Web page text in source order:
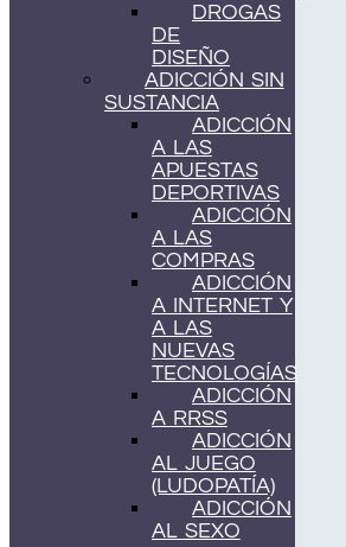
DROGAS
DE
DISEÑO
ADICCIÓN SIN
SUSTANCIA
ADICCIÓN
A LAS
APUESTAS
DEPORTIVAS
ADICCIÓN
A LAS
COMPRAS
ADICCIÓN
A INTERNET Y
A LAS
NUEVAS
TECNOLOGÍAS
ADICCIÓN
A RRSS
ADICCIÓN
AL JUEGO
(LUDOPATÍA)
ADICCIÓN
AL SEXO